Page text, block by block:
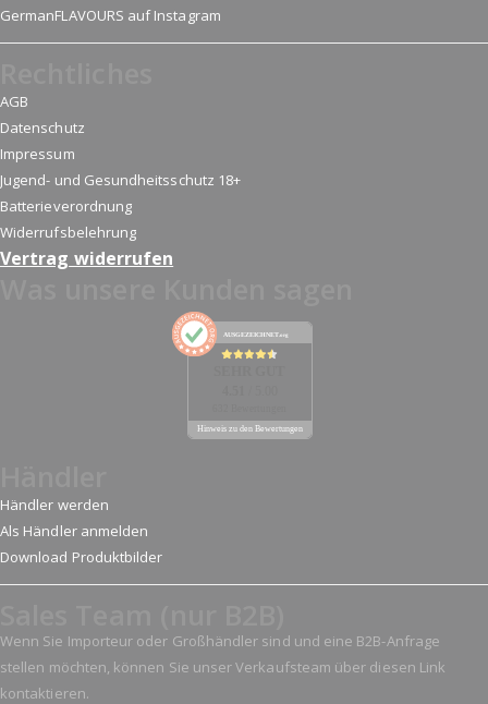
GermanFLAVOURS auf Instagram
AGB
Datenschutz
Impressum
Jugend- und Gesundheitsschutz 18+
Batterieverordnung
Widerrufsbelehrung
Vertrag widerrufen
AUSGEZEICHNET.org
Hinweis zu den Bewertungen
Händler werden
Als Händler anmelden
Download Produktbilder
Wenn Sie Importeur oder Großhändler sind und eine B2B-Anfrage
stellen möchten, können Sie unser Verkaufsteam über diesen Link
kontaktieren.